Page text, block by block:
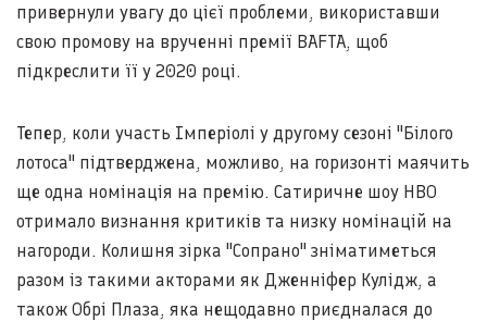
привернули увагу до цієї проблеми, використавши
свою промову на врученні премії BAFTA, щоб
підкреслити її у 2020 році.
Тепер, коли участь Імперіолі у другому сезоні "Білого
лотоса" підтверджена, можливо, на горизонті маячить
ще одна номінація на премію. Сатиричне шоу HBO
отримало визнання критиків та низку номінацій на
нагороди. Колишня зірка "Сопрано" зніматиметься
разом із такими акторами як Дженніфер Кулідж, а
також Обрі Плаза, яка нещодавно приєдналася до